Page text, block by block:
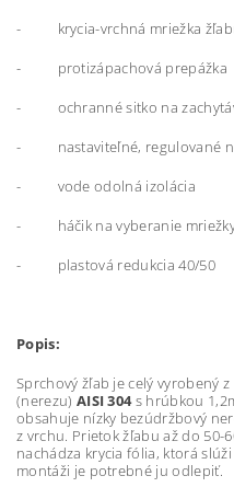
- krycia-vrchná mriežka
- protizápachová prepážka
- ochranné sitko na
- nastaviteľné, regulované
- vode odolná izolácia
- háčik na vyberanie
- plastová redukcia 40/50
Popis:
Sprchový žľab je celý vyrobený
(nerezu) AISI 304s hrúbkou
obsahuje nízky bezúdržbový
z vrchu. Prietok žľabu až do 50-
nachádza krycia fólia, ktorá
montáži je potrebné ju odlepiť.